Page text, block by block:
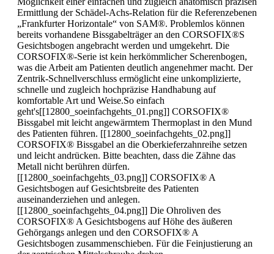
Ermittlung der Schädel-Achs-Relation für die Referenzebenen
„Frankfurter Horizontale“ von SAM®. Problemlos können
bereits vorhandene Bissgabelträger an den CORSOFIX®S
Gesichtsbogen angebracht werden und umgekehrt. Die
CORSOFIX®-Serie ist kein herkömmlicher Scherenbogen,
was die Arbeit am Patienten deutlich angenehmer macht. Der
Zentrik-Schnellverschluss ermöglicht eine unkomplizierte,
schnelle und zugleich hochpräzise Handhabung auf
komfortable Art und Weise.So einfach
geht's[[12800_soeinfachgehts_01.png]] CORSOFIX®
Bissgabel mit leicht angewärmtem Thermoplast in den Mund
des Patienten führen. [[12800_soeinfachgehts_02.png]]
CORSOFIX® Bissgabel an die Oberkieferzahnreihe setzen
und leicht andrücken. Bitte beachten, dass die Zähne das
Metall nicht berühren dürfen.
[[12800_soeinfachgehts_03.png]] CORSOFIX® A
Gesichtsbogen auf Gesichtsbreite des Patienten
auseinanderziehen und anlegen.
[[12800_soeinfachgehts_04.png]] Die Ohroliven des
CORSOFIX® A Gesichtsbogens auf Höhe des äußeren
Gehörgangs anlegen und den CORSOFIX® A
Gesichtsbogen zusammenschieben. Für die Feinjustierung an